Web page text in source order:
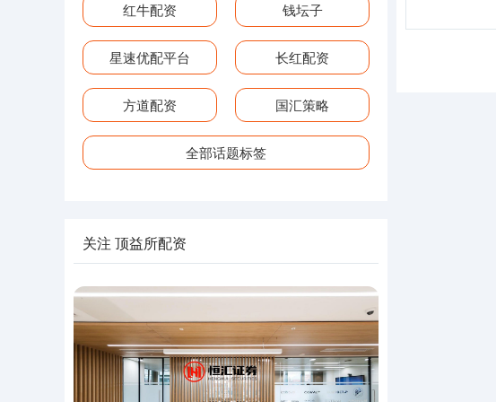
红牛配资 钱坛子
星速优配平台 长红配资
方道配资 国汇策略
全部话题标签
关注 顶益所配资